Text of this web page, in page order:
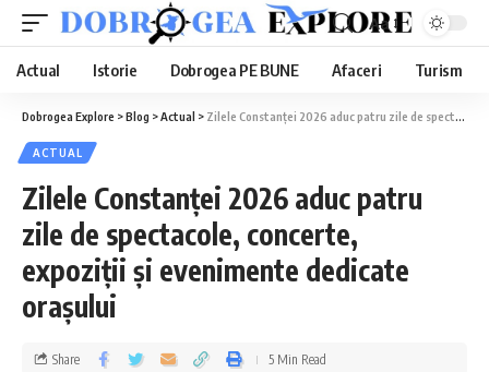
Aa
Actual Istorie Dobrogea PE BUNE Afaceri Turism
Dobrogea Explore >Blog >Actual > Zilele Constanței 2026 aduc patru zile de spectacole, concerte, expoziții și evenimente dedicate orașului
ACTUAL
Zilele Constanței 2026 aduc patru
zile de spectacole, concerte,
expoziții și evenimente dedicate
orașului
Share 5 Min Read